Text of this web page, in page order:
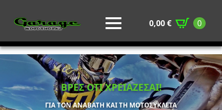
0,00€ 0
ΒΡΕΣ ΟΤΙ ΧΡΕΙΑΖΕΣΑΙ!
ΓΙΑ ΤΟΝ ΑΝΑΒΑΤΗ ΚΑΙ ΤΗ ΜΟΤΟΣΥΚΛΕΤΑ